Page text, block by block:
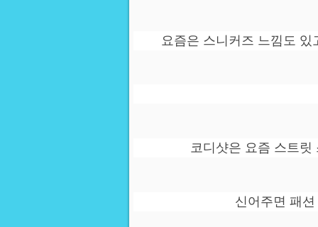
요즘은 스니커즈 느낌도
코디샷은 요즘 스트릿
신어주면 패